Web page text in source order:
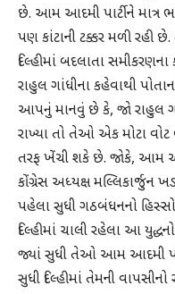
છે. આમ આદમી પાર્ટીને માત્ર
પણ કાંટાની ટક્કર મળી રહી
દિલ્હીમાં બદલાતા
રાહુલ ગાંધીના કહેવાથી
આપનું માનવું છે કે, જાે રાહુલ
રાખ્યા તો તેઓ એક મોટા વોટ
તરફ ખેંચી શકે છે. જાેકે, આમ
કોંગ્રેસ અધ્યક્ષ મલ્લિકાર્જુન
પહેલા સુધી ગઠબંધનનો
દિલ્હીમાં ચાલી રહેલા આ
જ્યાં સુધી તેઓ આમ આદમી
સુધી દિલ્હીમાં તેમની